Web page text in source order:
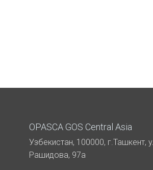
OPASCA GOS Central Asia
Узбекистан, 100000, г.Ташкент,
Рашидова, 97а